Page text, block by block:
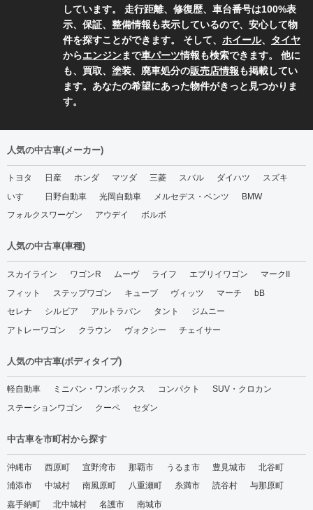
しています。 走行距離、修復歴、車台番号は100%表
示、保証、整備情報も表示しているので、安心して物
件を探すことができます。 そして、 ホイール、 タイヤ
からエンジンまで車パーツ情報も検索できます。 他に
も、買取、塗装、廃車処分の販売店情報も掲載してい
ます。あなたの希望にあった物件がきっと見つかりま
す。
人気の中古車(メーカー)
トヨタ 日産 ホンダ マツダ 三菱 スバル ダイハツ
スズキ
いすゞ
日野自動車 光岡自動車 メルセデス・ベンツ
BMW
フォルクスワーゲン
アウデイ ボルボ
人気の中古車(車種)
スカイライン ワゴンR ムーヴ ライフ エブリイワゴン
マークII
フィット
ステップワゴン キューブ ヴィッツ マーチ
bB
セレナ
シルビア アルトラパン タント
ジムニー
アトレーワゴン
クラウン ヴォクシー チェイサー
人気の中古車(ボディタイプ)
軽自動車 ミニバン・ワンボックス コンパクト
SUV・クロカン
ステーションワゴン
クーペ セダン
中古車を市町村から探す
沖縄市 西原町 宜野湾市 那覇市 うるま市 豊見城市
北谷町
浦添市
中城村 南風原町 八重瀬町 糸満市 読谷村
与那原町
嘉手納町
北中城村 名護市 南城市